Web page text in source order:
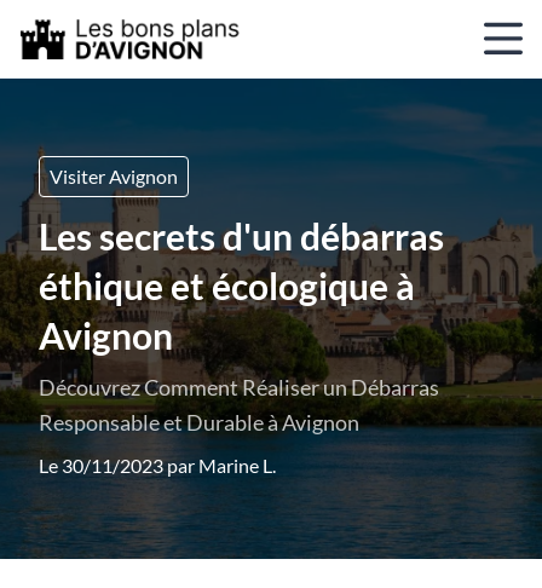
Visiter Avignon
Les secrets d'un débarras
éthique et écologique à
Avignon
Découvrez Comment Réaliser un Débarras
Responsable et Durable à Avignon
Le 30/11/2023 par Marine L.